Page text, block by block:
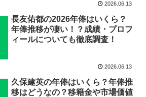
2026.06.13
長友佑都の2026年俸はいくら？
年俸推移が凄い！？成績・プロフ
ィールについても徹底調査！
2026.06.13
久保建英の年俸はいくら？年俸推
移はどうなの？移籍金や市場価値